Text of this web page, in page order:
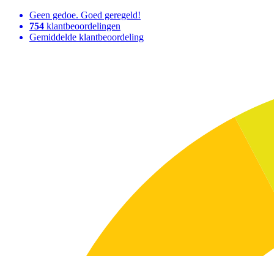
Geen gedoe. Goed geregeld!
754 klantbeoordelingen
Gemiddelde klantbeoordeling